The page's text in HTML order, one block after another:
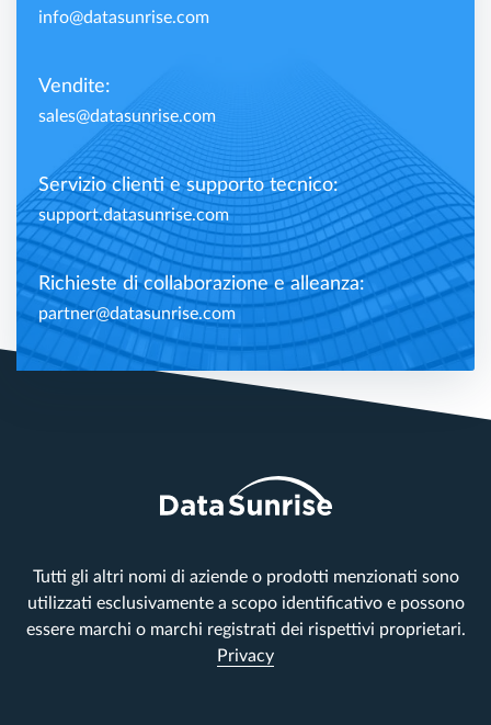
info@datasunrise.com
Vendite:
sales@datasunrise.com
Servizio clienti e supporto tecnico:
support.datasunrise.com
Richieste di collaborazione e alleanza:
partner@datasunrise.com
Tutti gli altri nomi di aziende o prodotti menzionati sono
utilizzati esclusivamente a scopo identificativo e possono
essere marchi o marchi registrati dei rispettivi proprietari.
Privacy